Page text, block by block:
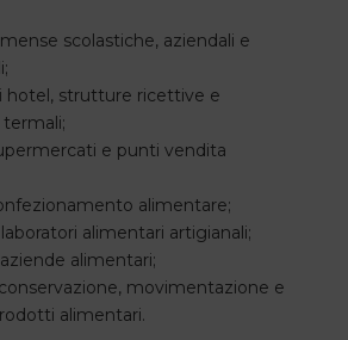
scolastiche, aziendali e
hotel, strutture ricettive e
e punti vendita
alimentare;
alimentari artigianali;
alimentari;
movimentazione e
alimentari.